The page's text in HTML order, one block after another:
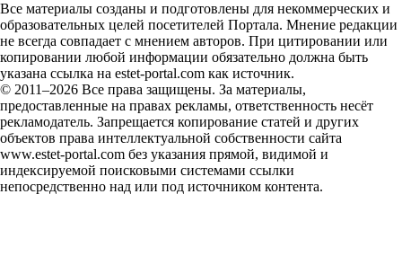
Все материалы созданы и подготовлены для некоммерческих и
образовательных целей посетителей Портала. Мнение редакции
не всегда совпадает с мнением авторов. При цитировании или
копировании любой информации обязательно должна быть
указана ссылка на estet-portal.com как источник.
© 2011–2026 Все права защищены. За материалы,
предоставленные на правах рекламы, ответственность несёт
рекламодатель. Запрещается копирование статей и других
объектов права интеллектуальной собственности сайта
www.estet-portal.com без указания прямой, видимой и
индексируемой поисковыми системами ссылки
непосредственно над или под источником контента.